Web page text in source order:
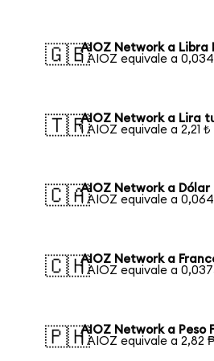
🇬🇧AIOZ Network a Libra
1 AIOZ equivale a
🇹🇷AIOZ Network a Lira
1 AIOZ equivale a 2,21 ₺
🇨🇦AIOZ Network a Dólar
1 AIOZ equivale a
🇨🇭AIOZ Network a
1 AIOZ equivale a
🇵🇭AIOZ Network a Peso
1 AIOZ equivale a 2,82